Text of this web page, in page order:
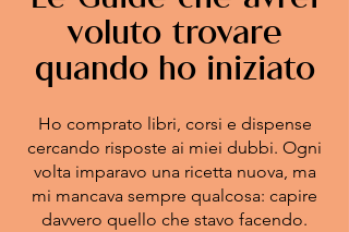
voluto trovare
quando ho iniziato
Ho comprato libri, corsi e dispense
cercando risposte ai miei dubbi. Ogni
volta imparavo una ricetta nuova, ma
mi mancava sempre qualcosa: capire
davvero quello che stavo facendo.